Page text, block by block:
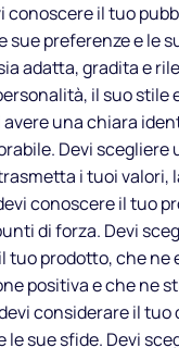
conoscere il tuo
preferenze e le
adatta, gradita e
il suo stile
avere una chiara
Devi scegliere
i tuoi valori,
conoscere il tuo
di forza. Devi
tuo prodotto, che
positiva e che ne
considerare il
le sue sfide. Devi